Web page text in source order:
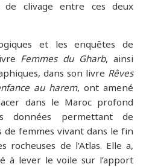
clivage entre ces deux
et les enquêtes de
Femmes du Gharb, ainsi
dans son livre Rêves
au harem, ont amené
dans le Maroc profond
données permettant de
femmes vivant dans le fin
rocheuses de l’Atlas. Elle a,
à lever le voile sur l’apport